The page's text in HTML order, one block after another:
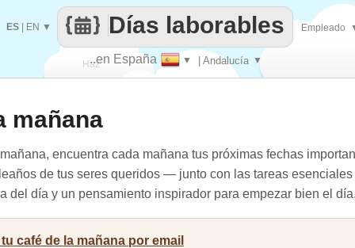
Haz..en España ▼ | Andalucía ▼
Días laborables
ES EN ▼ Empleado
mañana
encuentra cada mañana tus próximas fechas
de tus seres queridos — junto con las tareas esenciales
del día y un pensamiento inspirador para empezar bien el
café de la mañana por email